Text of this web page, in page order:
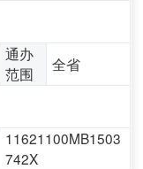
通办
范围
全省
11621100MB1503
742X